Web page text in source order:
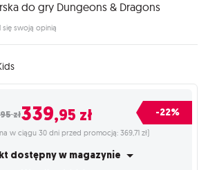
do gry Dungeons & Dragons
się swoją opinią
zł339,95 zł -22%
w ciągu 30 dni przed promocją: 369,71 zł)
dostępny w magazynie